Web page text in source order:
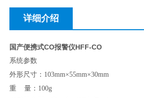
详细介绍
国产便携式CO报警仪HFF-CO
系统参数
外形尺寸：103mm×55mm×30mm
重 量：100g